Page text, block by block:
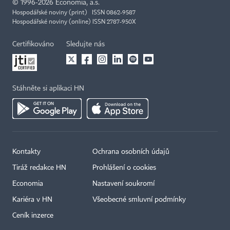
© 1996-2026 Economia, a.s.
Hospodářské noviny (print) ISSN 0862-9587
Hospodářské noviny (online) ISSN 2787-950X
Certifikováno Sledujte nás
Stáhněte si aplikaci HN
Kontakty
Tiráž redakce HN
Economia
Kariéra v HN
Ceník inzerce
Ochrana osobních údajů
Prohlášení o cookies
Nastavení soukromí
Všeobecné smluvní podmínky